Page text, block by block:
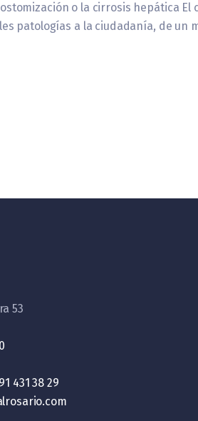
o la cirrosis hepática
patologías a la ciudadanía, de
53
91 431 38 29